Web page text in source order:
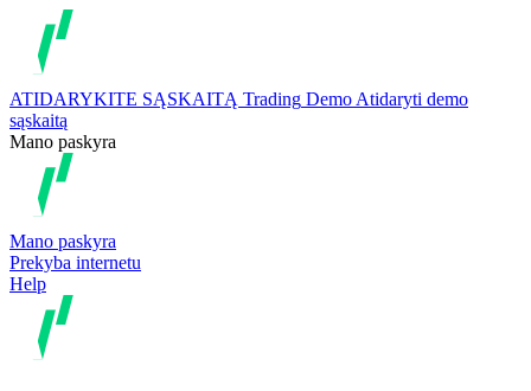
ATIDARYKITE SĄSKAITĄ Trading Demo Atidaryti demo
sąskaitą
Mano paskyra
Mano paskyra
Prekyba internetu
Help